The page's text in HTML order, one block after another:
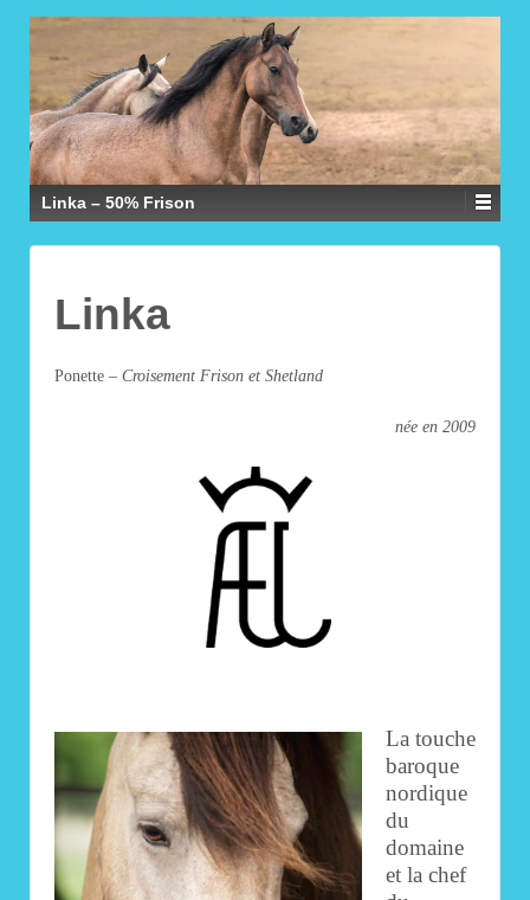
Linka – 50% Frison
Linka
Ponette – Croisement Frison et Shetland
née en 2009
La touche
baroque
nordique
du
domaine
et la chef